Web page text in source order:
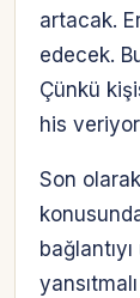
artacak.
edecek.
Çünkü
his
Son